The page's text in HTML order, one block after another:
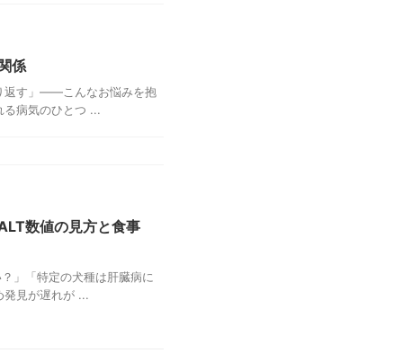
係
返す」——こんなお悩みを抱
る病気のひとつ ...
数値の見方と食事
」「特定の犬種は肝臓病に
見が遅れが ...